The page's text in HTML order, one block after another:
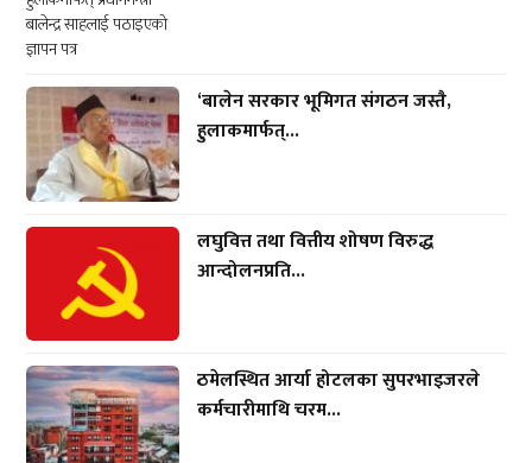
‘बालेन सरकार भूमिगत संगठन जस्तै,
हुलाकमार्फत्...
लघुवित्त तथा वित्तीय शोषण विरुद्ध
आन्दोलनप्रति...
ठमेलस्थित आर्या होटलका सुपरभाइजरले
कर्मचारीमाथि चरम...